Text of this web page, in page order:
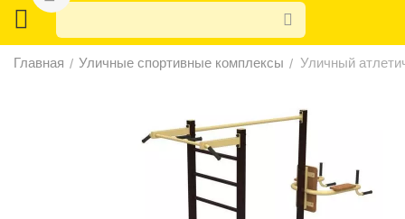
Главная / Уличные спортивные комплексы / Уличный